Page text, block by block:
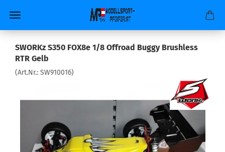
SWORKz S350 FOX8e 1/8 Offroad Buggy Brushless
RTR Gelb
(Art.Nr.: SW910016)